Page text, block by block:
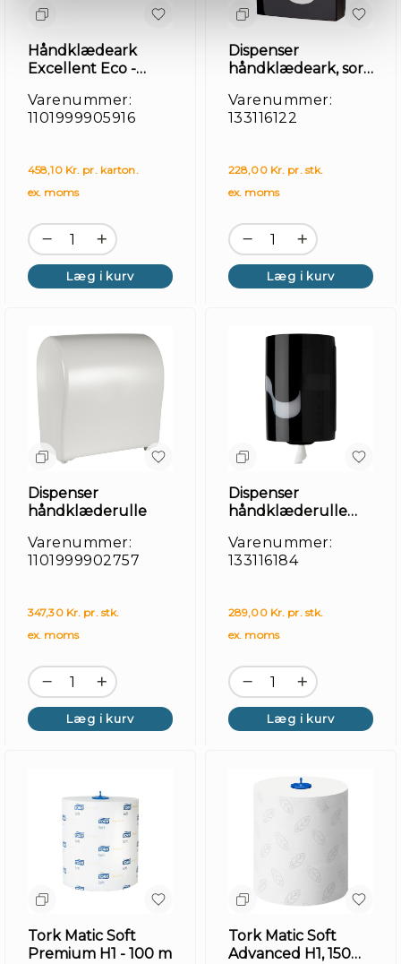
tilbud
Håndklædeark
Excellent Eco -
Varenummer:
1101999905916
458,10 Kr. pr. karton.
ex. moms
Læg i kurv
Dispenser
håndklædeark, sort,
Varenummer:
133116122
228,00 Kr. pr. stk.
ex. moms
Læg i kurv
Dispenser
håndklæderulle
Varenummer:
1101999902757
347,30 Kr. pr. stk.
ex. moms
Læg i kurv
Dispenser
håndklæderulle
Varenummer:
133116184
289,00 Kr. pr. stk.
ex. moms
Læg i kurv
Tork Matic Soft
Premium H1 - 100 m
Tork Matic Soft
Advanced H1, 150m